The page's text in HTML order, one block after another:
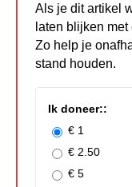
Als je dit artikel
laten blijken
Zo help je
stand houden.
Ik doneer::
€ 1
€ 2.50
€ 5